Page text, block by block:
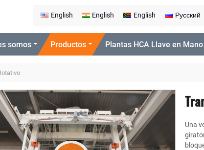
English English English Русский
somos Productos Plantas HCA Llave en Mano
Una